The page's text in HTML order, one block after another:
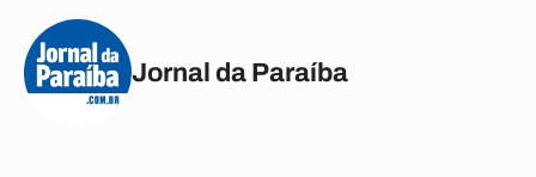
Jornal da Paraíba